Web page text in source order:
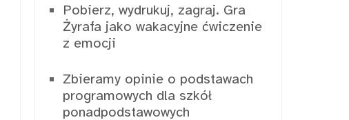
Pobierz, wydrukuj, zagraj. Gra
Żyrafa jako wakacyjne ćwiczenie
z emocji
Zbieramy opinie o podstawach
programowych dla szkół
ponadpodstawowych